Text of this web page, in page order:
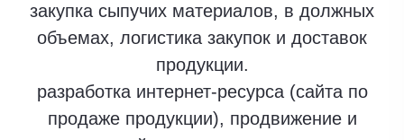
закупка сыпучих материалов, в должных
объемах, логистика закупок и доставок
продукции.
разработка интернет-ресурса (сайта по
продаже продукции), продвижение и